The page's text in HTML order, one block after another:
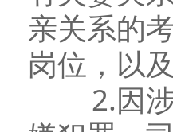
亲关系的
岗位，以
2.因涉